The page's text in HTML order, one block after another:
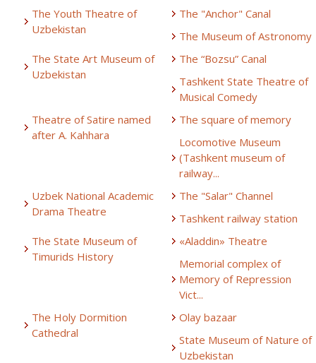
The Youth Theatre of
Uzbekistan
The "Anchor" Canal
The Museum of Astronomy
The State Art Museum of
Uzbekistan
The “Bozsu” Canal
Tashkent State Theatre of
Musical Comedy
Theatre of Satire named
after A. Kahhara
The square of memory
Locomotive Museum
(Tashkent museum of
railway...
Uzbek National Academic
Drama Theatre
The "Salar" Channel
Tashkent railway station
The State Museum of
Timurids History
«Aladdin» Theatre
Memorial complex of
Memory of Repression
Vict...
The Holy Dormition
Cathedral
Olay bazaar
State Museum of Nature of
Uzbekistan